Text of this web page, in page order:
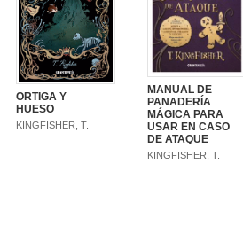
ORTIGA Y
HUESO
KINGFISHER, T.
MANUAL DE
PANADERÍA
MÁGICA PARA
USAR EN CASO
DE ATAQUE
KINGFISHER, T.